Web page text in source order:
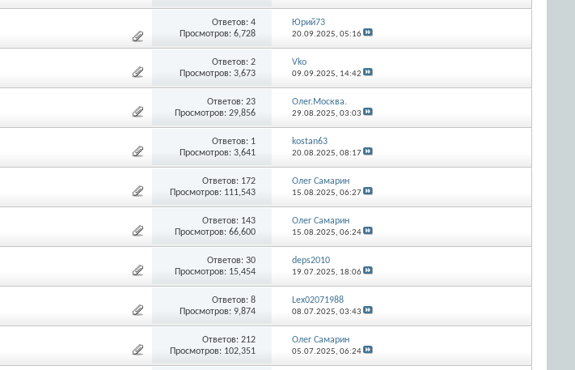
Ответов:4
Просмотров: 6,728
Юрий73
20.09.2025, 05:16
Ответов:2
Просмотров: 3,673
Vko
09.09.2025, 14:42
Ответов:23
Просмотров: 29,856
Олег.Москва.
29.08.2025, 03:03
Ответов: 1
Просмотров: 3,641
kostan63
20.08.2025, 08:17
Ответов: 172
Просмотров: 111,543
Олег Самарин
15.08.2025, 06:27
Ответов: 143
Просмотров: 66,600
Олег Самарин
15.08.2025, 06:24
Ответов:30
Просмотров: 15,454
deps2010
19.07.2025, 18:06
Ответов:8
Просмотров: 9,874
Lex02071988
08.07.2025, 03:43
Ответов:212
Просмотров: 102,351
Олег Самарин
05.07.2025, 06:24